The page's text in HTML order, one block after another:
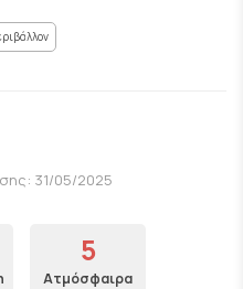
31/05/2025
5
Ατμόσφαιρα